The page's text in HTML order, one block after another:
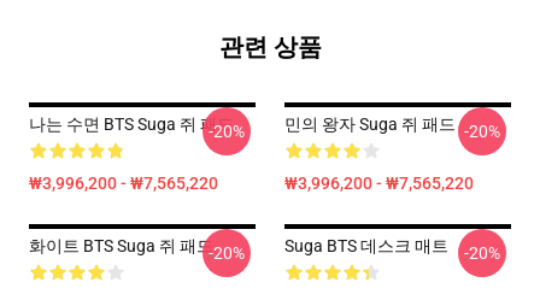
관련 상품
나는 수면 BTS Suga 쥐 패드
₩3,996,200 - ₩7,565,220
-20% 민의 왕자 Suga 쥐 패드
₩3,996,200 - ₩7,565,220
-20%
화이트 BTS Suga 쥐 패드-20% Suga BTS 데스크 매트 -20%